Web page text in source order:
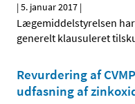
|5. januar 2017 |
Lægemiddelstyrelsen
generelt klausuleret
Revurdering af
udfasning af